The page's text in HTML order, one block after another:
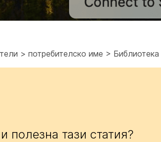
> потребителско име > Библиотека
полезна тази статия?